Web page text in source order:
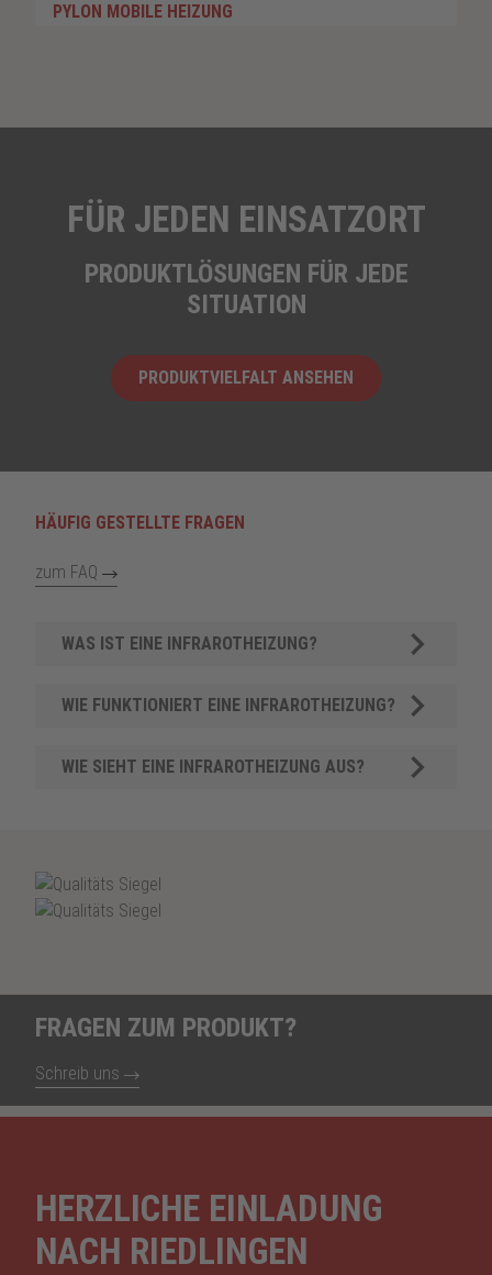
PYLON MOBILE HEIZUNG
FÜR JEDEN EINSATZORT
PRODUKTLÖSUNGEN FÜR JEDE
SITUATION
PRODUKTVIELFALT ANSEHEN
HÄUFIG GESTELLTE FRAGEN
zum FAQ
WAS IST EINE INFRAROTHEIZUNG?
WIE FUNKTIONIERT EINE INFRAROTHEIZUNG?
WIE SIEHT EINE INFRAROTHEIZUNG AUS?
FRAGEN ZUM PRODUKT?
Schreib uns
HERZLICHE EINLADUNG
NACH RIEDLINGEN